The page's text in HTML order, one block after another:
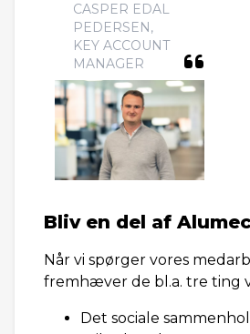
CASPER EDAL
PEDERSEN,
KEY ACCOUNT
MANAGER
Bliv en del af
Når vi spørger vores
fremhæver de bl.a. tre ting
Det sociale